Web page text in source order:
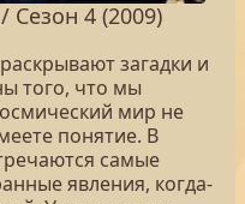
Сезон 4 (2009)
загадки и
того, что мы
мир не
понятие. В
самые
явления, когда-